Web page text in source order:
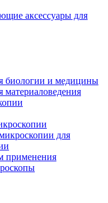
аксессуары для
биологии и медицины
материаловедения
для
применения